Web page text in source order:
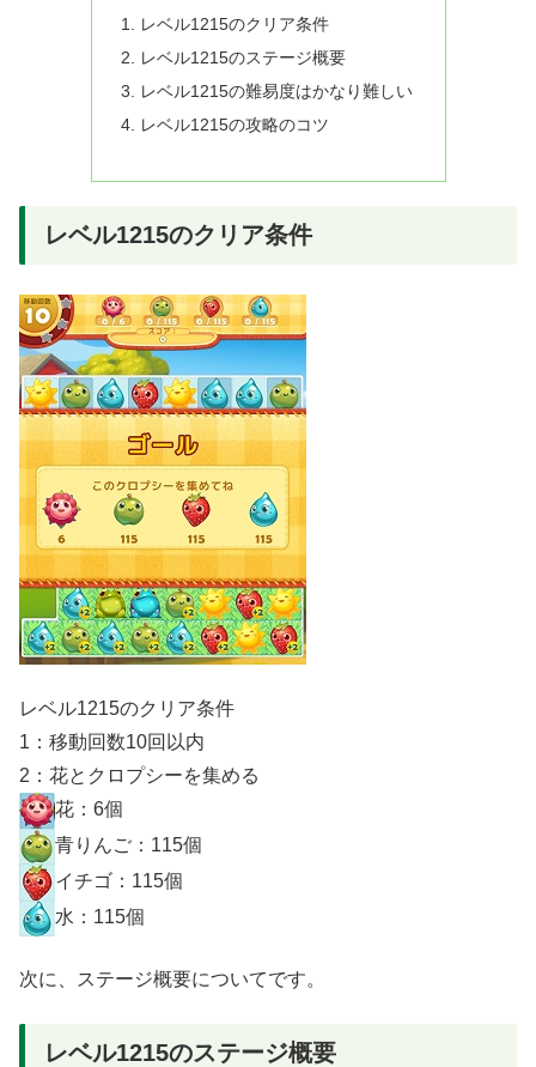
レベル1215のクリア条件
レベル1215のステージ概要
レベル1215の難易度はかなり難しい
レベル1215の攻略のコツ
レベル1215のクリア条件
レベル1215のクリア条件
1：移動回数10回以内
2：花とクロプシーを集める
花：6個
青りんご：115個
イチゴ：115個
水：115個
次に、ステージ概要についてです。
レベル1215のステージ概要